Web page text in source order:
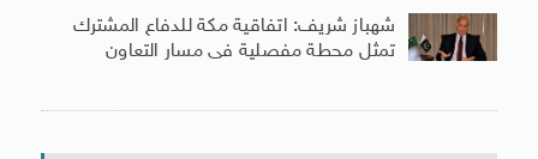
شهباز شريف: اتفاقية مكة للدفاع المشترك
تمثل محطة مفصلية فى مسار التعاون